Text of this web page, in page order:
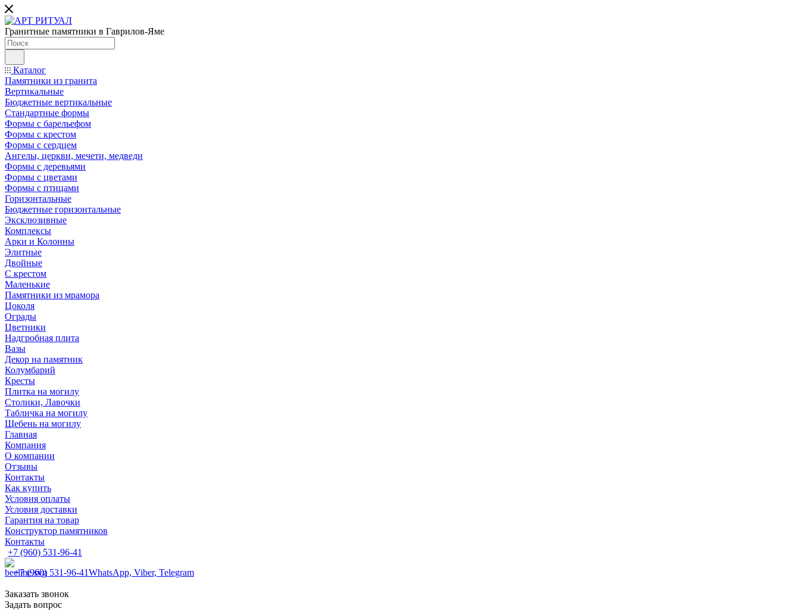
Гранитные памятники в Гаврилов-Яме
Каталог
Памятники из гранита
Вертикальные
Бюджетные вертикальные
Стандартные формы
Формы с барельефом
Формы с крестом
Формы с сердцем
Ангелы, церкви, мечети, медведи
Формы с деревьями
Формы с цветами
Формы с птицами
Горизонтальные
Бюджетные горизонтальные
Эксклюзивные
Комплексы
Арки и Колонны
Элитные
Двойные
С крестом
Маленькие
Памятники из мрамора
Цоколя
Ограды
Цветники
Надгробная плита
Вазы
Декор на памятник
Колумбарий
Кресты
Плитка на могилу
Столики, Лавочки
Табличка на могилу
Щебень на могилу
Главная
Компания
О компании
Отзывы
Контакты
Как купить
Условия оплаты
Условия доставки
Гарантия на товар
Конструктор памятников
Контакты
+7 (960) 531-96-41
+7 (960) 531-96-41WhatsApp, Viber, Telegram
Заказать звонок
Задать вопрос